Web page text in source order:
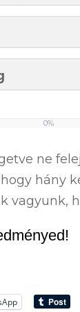
0%
ne
hány
vagyunk,